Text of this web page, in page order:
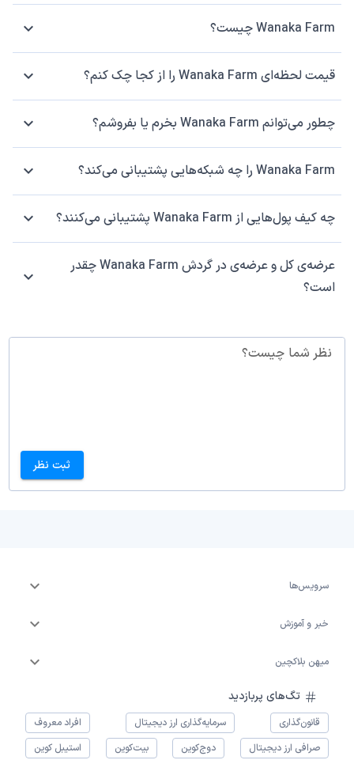
Wanaka Farm چیست؟
قیمت لحظه‌ای Wanaka Farm را از کجا چک کنم؟
چطور می‌توانم Wanaka Farm بخرم یا بفروشم؟
Wanaka Farm را چه شبکه‌هایی پشتیبانی می‌کند؟
چه کیف پول‌هایی از Wanaka Farm پشتیبانی می‌کنند؟
عرضه‌ی کل و عرضه‌ی در گردش Wanaka Farm چقدر
است؟
نظر شما چیست؟
ثبت نظر
سرویس‌ها
خبر و آموزش
میهن بلاکچین
تگ‌های پربازدید
قانون‌گذاری سرمایه‌گذاری ارز دیجیتال
افراد معروف
صرافی ارز دیجیتال
دوج‌کوین بیت‌کوین استیبل کوین